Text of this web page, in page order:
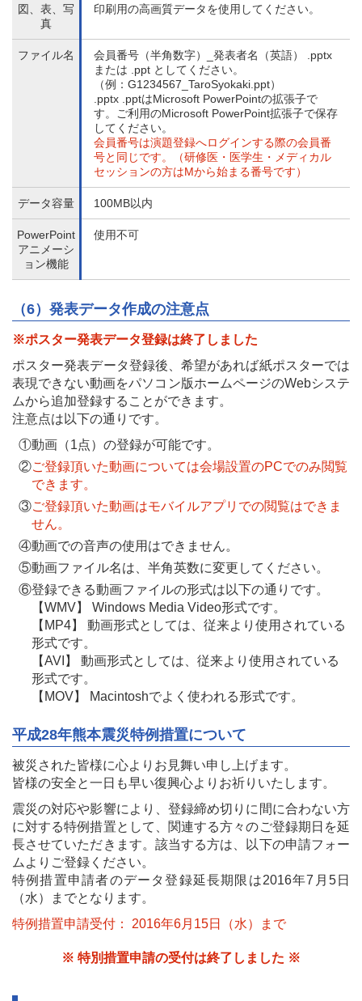
図、表、写
真
印刷用の高画質データを使用してください。
ファイル名
会員番号（半角数字）_発表者名（英語） .pptx
または .ppt としてください。
（例：G1234567_TaroSyokaki.ppt）
.pptx .pptはMicrosoft PowerPointの拡張子で
す。ご利用のMicrosoft PowerPoint拡張子で保存
してください。
会員番号は演題登録へログインする際の会員番
号と同じです。（研修医・医学生・メディカル
セッションの方はMから始まる番号です）
データ容量 100MB以内
PowerPoint
アニメーシ
ョン機能
使用不可
（6）発表データ作成の注意点
※ポスター発表データ登録は終了しました
ポスター発表データ登録後、希望があれば紙ポスターでは
表現できない動画をパソコン版ホームページのWebシステ
ムから追加登録することができます。
注意点は以下の通りです。
①動画（1点）の登録が可能です。
②ご登録頂いた動画については会場設置のPCでのみ閲覧
できます。
③ご登録頂いた動画はモバイルアプリでの閲覧はできま
せん。
④動画での音声の使用はできません。
⑤動画ファイル名は、半角英数に変更してください。
⑥登録できる動画ファイルの形式は以下の通りです。
【WMV】 Windows Media Video形式です。
【MP4】 動画形式としては、従来より使用されている
形式です。
【AVI】 動画形式としては、従来より使用されている
形式です。
【MOV】 Macintoshでよく使われる形式です。
平成28年熊本震災特例措置について
被災された皆様に心よりお見舞い申し上げます。
皆様の安全と一日も早い復興心よりお祈りいたします。
震災の対応や影響により、登録締め切りに間に合わない方
に対する特例措置として、関連する方々のご登録期日を延
長させていただきます。該当する方は、以下の申請フォー
ムよりご登録ください。
特例措置申請者のデータ登録延長期限は2016年7月5日
（水）までとなります。
特例措置申請受付： 2016年6月15日（水）まで
※ 特別措置申請の受付は終了しました ※